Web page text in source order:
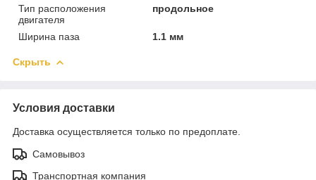
Тип расположения
двигателя
продольное
Ширина паза 1.1 мм
Скрыть
Условия доставки
Доставка осуществляется только по предоплате.
Самовывоз
Транспортная компания